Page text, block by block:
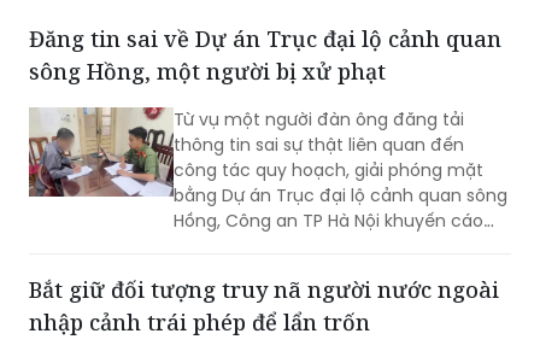
Đăng tin sai về Dự án Trục đại lộ cảnh quan
sông Hồng, một người bị xử phạt
Từ vụ một người đàn ông đăng tải
thông tin sai sự thật liên quan đến
công tác quy hoạch, giải phóng mặt
bằng Dự án Trục đại lộ cảnh quan sông
Hồng, Công an TP Hà Nội khuyến cáo
xã hội, tránh tiếp tay cho tin giả và vi
phạm pháp luật.
Bắt giữ đối tượng truy nã người nước ngoài
nhập cảnh trái phép để lẩn trốn